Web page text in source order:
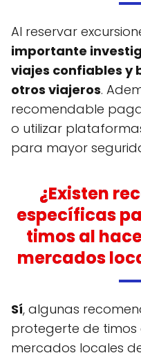
Al reservar
importante
viajes confiables y
otros viajeros.
recomendable
o utilizar
para mayor
¿Existen
específicas
timos al
mercados
Sí, algunas
protegerte de
mercados locales